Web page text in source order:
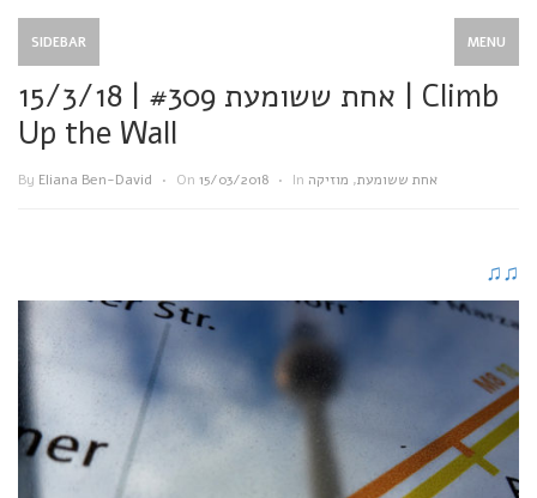
SIDEBAR MENU
אחת ששומעת #309 | 15/3/18 | Climb
Up the Wall
By Eliana Ben-David • On 15/03/2018 • In אחת ששומעת, מוזיקה
♫
♫